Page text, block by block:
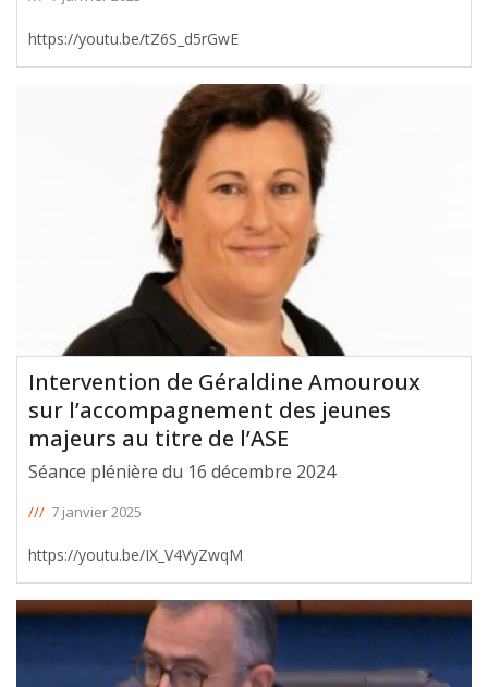
https://youtu.be/tZ6S_d5rGwE
Intervention de Géraldine Amouroux
sur l’accompagnement des jeunes
majeurs au titre de l’ASE
Séance plénière du 16 décembre 2024
/// 7 janvier 2025
https://youtu.be/IX_V4VyZwqM